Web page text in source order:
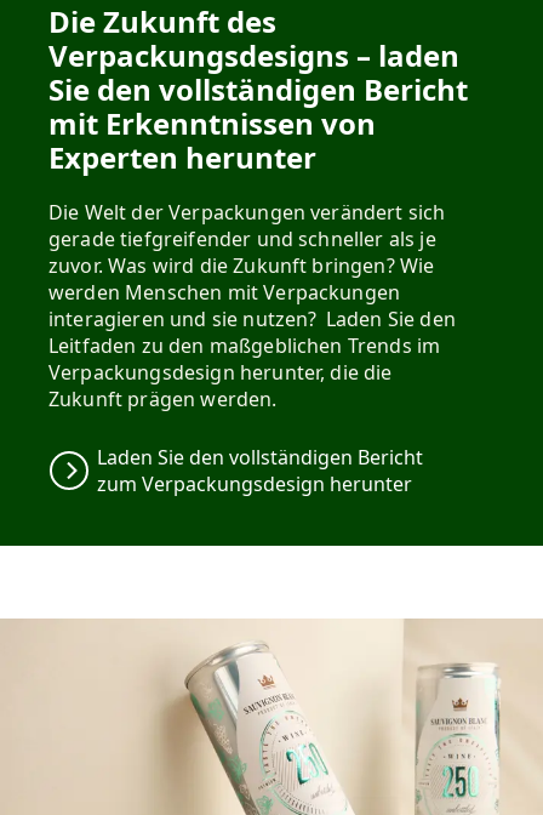
Die Zukunft des
Verpackungsdesigns – laden
Sie den vollständigen Bericht
mit Erkenntnissen von
Experten herunter
Die Welt der Verpackungen verändert sich
gerade tiefgreifender und schneller als je
zuvor. Was wird die Zukunft bringen? Wie
werden Menschen mit Verpackungen
interagieren und sie nutzen? Laden Sie den
Leitfaden zu den maßgeblichen Trends im
Verpackungsdesign herunter, die die
Zukunft prägen werden.
Laden Sie den vollständigen Bericht
zum Verpackungsdesign herunter